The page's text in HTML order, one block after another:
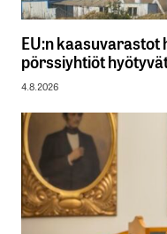
EU:n kaasuvarastot
pörssiyhtiöt
4.8.2026